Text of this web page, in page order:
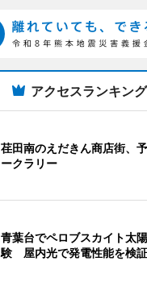
アクセスランキング
荏田南のえだきん商店街、
ークラリー
青葉台でペロブスカイト太
験 屋内光で発電性能を検証